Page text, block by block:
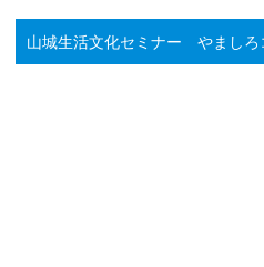
山城生活文化セミナー やましろ